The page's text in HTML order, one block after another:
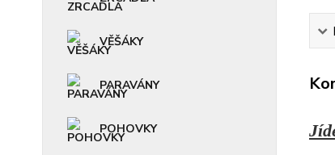
VĚŠÁKY
PARAVÁNY
POHOVKY